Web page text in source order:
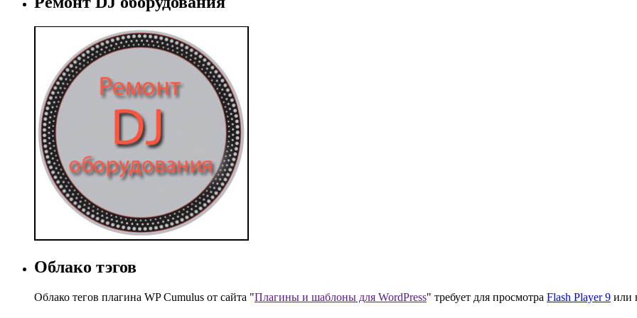
Облако тэгов
Облако тегов плагина WP Cumulus от сайта "Плагины и шаблоны для WordPress" требует для просмотра Flash Player 9 или